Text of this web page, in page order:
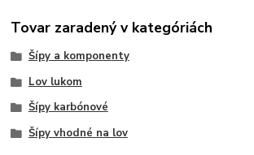
Tovar zaradený v kategóriách
Šípy a komponenty
Lov lukom
Šípy karbónové
Šípy vhodné na lov